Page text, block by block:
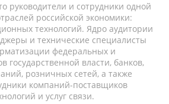
руководители и сотрудники одной
российской экономики:
технологий. Ядро аудитории
и технические специалисты
федеральных и
государственной власти, банков,
розничных сетей, а также
компаний-поставщиков
и услуг связи.